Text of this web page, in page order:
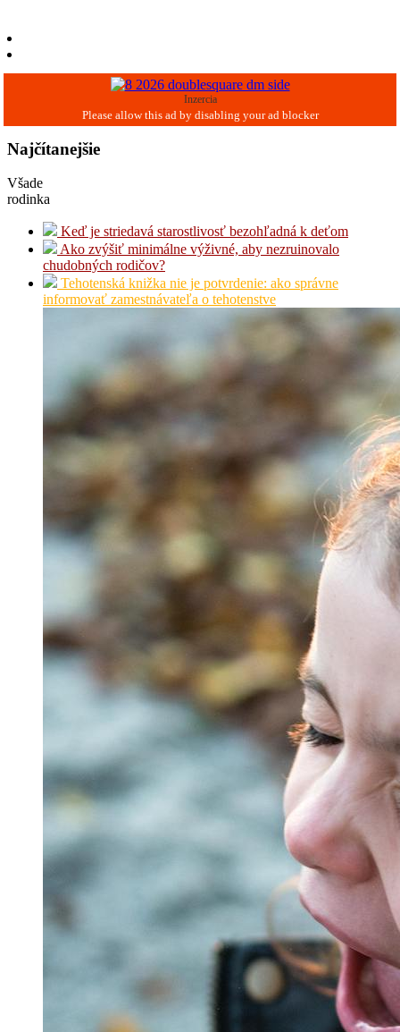
Inzercia
Najčítanejšie
Všade
rodinka
Keď je striedavá starostlivosť bezohľadná k deťom
Ako zvýšiť minimálne výživné, aby nezruinovalo
chudobných rodičov?
Tehotenská knižka nie je potvrdenie: ako správne
informovať zamestnávateľa o tehotenstve